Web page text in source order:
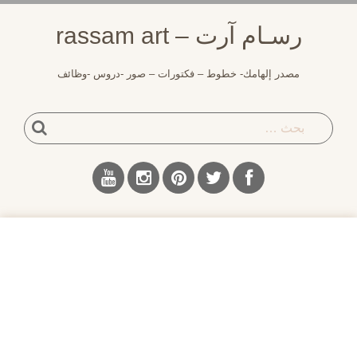
رسـام آرت – rassam art
مصدر إلهامك- خطوط – فكتورات – صور -دروس -وظائف